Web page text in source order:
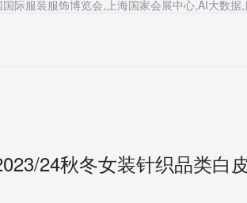
24秋冬女装针织品类白